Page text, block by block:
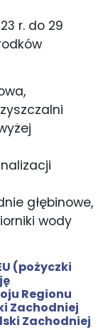
r. do 29
głębinowe,
wody
(pożyczki
Regionu
Zachodniej
Zachodniej